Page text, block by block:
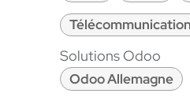
Solutions Odoo
Odoo Allemagne